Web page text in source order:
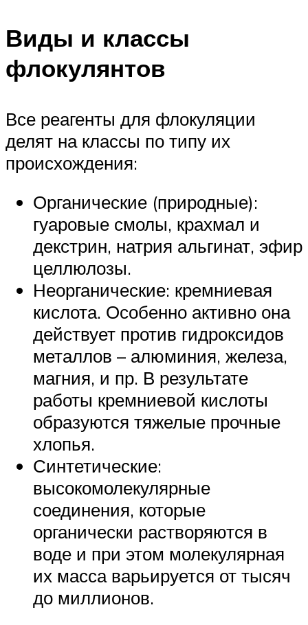
Виды и классы
флокулянтов
Все реагенты для флокуляции
делят на классы по типу их
происхождения:
Органические (природные):
гуаровые смолы, крахмал и
декстрин, натрия альгинат, эфир
целлюлозы.
Неорганические: кремниевая
кислота. Особенно активно она
действует против гидроксидов
металлов – алюминия, железа,
магния, и пр. В результате
работы кремниевой кислоты
образуются тяжелые прочные
хлопья.
Синтетические:
высокомолекулярные
соединения, которые
органически растворяются в
воде и при этом молекулярная
их масса варьируется от тысяч
до миллионов.